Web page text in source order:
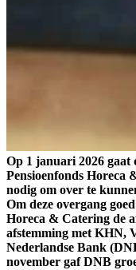
Op 1 januari 2026 gaat
Pensioenfonds Horeca
nodig om over te
Om deze overgang
Horeca & Catering de
afstemming met KHN,
Nederlandse Bank
november gaf DNB